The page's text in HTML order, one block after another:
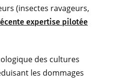
(insectes ravageurs,
expertise pilotée
des cultures
les dommages